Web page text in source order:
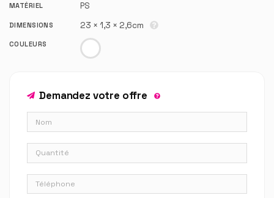
MATÉRIEL PS
DIMENSIONS 23 × 1,3 × 2,6cm
COULEURS
Demandez votre offre